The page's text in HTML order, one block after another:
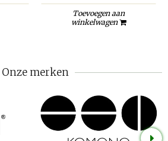
Toevoegen aan
winkelwagen
Onze merken